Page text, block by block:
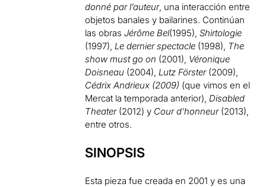
donné par l’auteur, una interacción entre
objetos banales y bailarines. Continúan
las obrasJérôme Bel(1995),Shirtologie
(1997), Le dernier spectacle (1998), The
show must go on (2001), Véronique
Doisneau (2004), Lutz Förster(2009),
Cédrix Andrieux (2009) (que vimos en el
Mercat la temporada anterior), Disabled
Theater(2012) y Cour d’honneur(2013),
entre otros.
SINOPSIS
Esta pieza fue creada en 2001 y es una